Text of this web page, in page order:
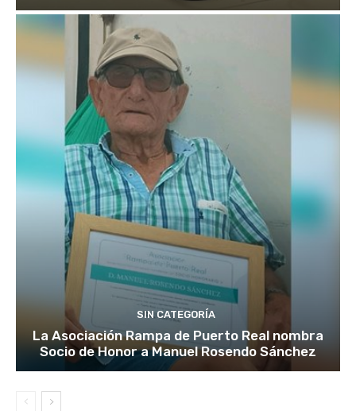
SIN CATEGORÍA
La Asociación Rampa de Puerto Real nombra
Socio de Honor a Manuel Rosendo Sánchez